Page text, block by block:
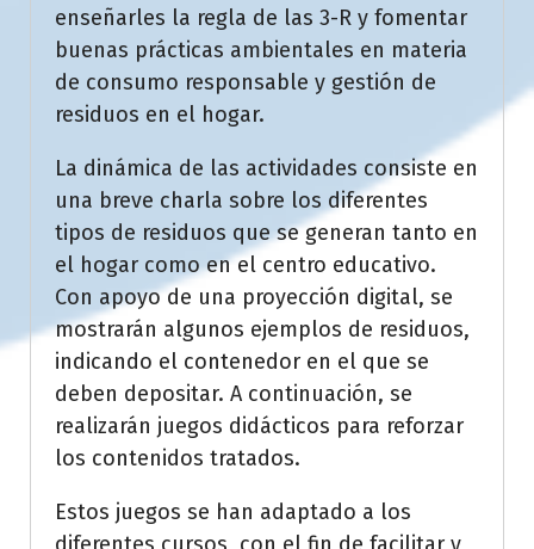
enseñarles la regla de las 3-R y fomentar
buenas prácticas ambientales en materia
de consumo responsable y gestión de
residuos en el hogar.
La dinámica de las actividades consiste en
una breve charla sobre los diferentes
tipos de residuos que se generan tanto en
el hogar como en el centro educativo.
Con apoyo de una proyección digital, se
mostrarán algunos ejemplos de residuos,
indicando el contenedor en el que se
deben depositar. A continuación, se
realizarán juegos didácticos para reforzar
los contenidos tratados.
Estos juegos se han adaptado a los